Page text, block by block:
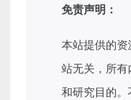
免责声明：
本站提供的
站无关，所
和研究目的